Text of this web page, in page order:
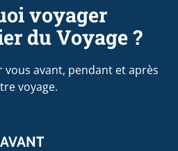
voyager
du Voyage ?
vous avant, pendant et après
voyage.
AVANT